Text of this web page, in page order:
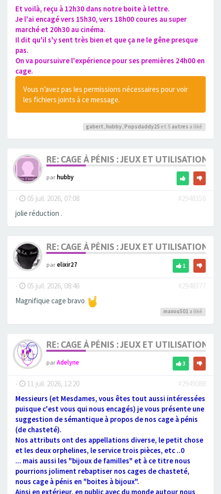
Et voilà, reçu à 12h30 dans notre boite à lettre.
Je l'ai encagé vers 15h30, vers 18h00 coures au super
marché et 20h30 au cinéma.
Il dit qu'il s'y sent très bien et que ça ne le gêne presque
pas.
On va poursuivre l'expérience pour ses premières 24h00 en
cage.
Vous n’avez pas les permissions nécessaires pour voir
les fichiers joints à ce message.
gabert hubby Popsdaddy25 et 5 autres a liké
RE: CAGE À PÉNIS : JEUX ET UTILISATION,
parhubby
- 05 juil. 2026, 07:08
#2948358
jolie réduction .
RE: CAGE À PÉNIS : JEUX ET UTILISATION,
parelixir27 1
- 05 juil. 2026, 08:46
#2948377
Magnifique cage bravo
maxou501 a liké
RE: CAGE À PÉNIS : JEUX ET UTILISATION,
parAdelyne 3
- 11 juil. 2026, 12:20
#2949088
Messieurs (et Mesdames, vous êtes tout aussi intéressées
puisque c'est vous qui nous encagés) je vous présente une
suggestion de sémantique à propos de nos cage à pénis
(de chasteté).
Nos attributs ont des appellations diverse, le petit chose
et les deux orphelines, le service trois pièces, etc ..0
... mais aussi les "bijoux de familles" et à ce titre nous
pourrions joliment rebaptiser nos cages de chasteté,
nous cage à pénis en "boites à bijoux".
Ainsi en extérieur, en public avec du monde autour nous